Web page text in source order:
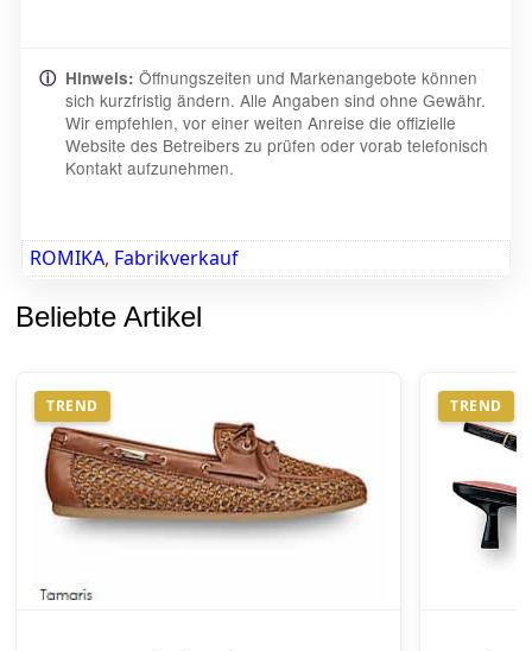
ⓘ Hinweis: Öffnungszeiten und Markenangebote können
sich kurzfristig ändern. Alle Angaben sind ohne Gewähr.
Wir empfehlen, vor einer weiten Anreise die offizielle
Website des Betreibers zu prüfen oder vorab telefonisch
Kontakt aufzunehmen.
ROMIKA, Fabrikverkauf
Beliebte Artikel
TREND TREND